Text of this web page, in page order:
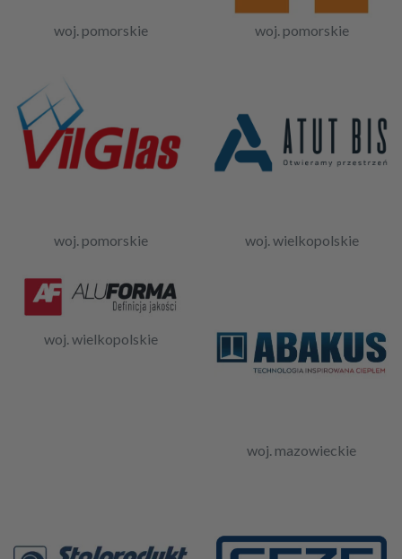
woj. pomorskie woj. pomorskie
woj. pomorskie woj. wielkopolskie
woj. wielkopolskie
woj. mazowieckie